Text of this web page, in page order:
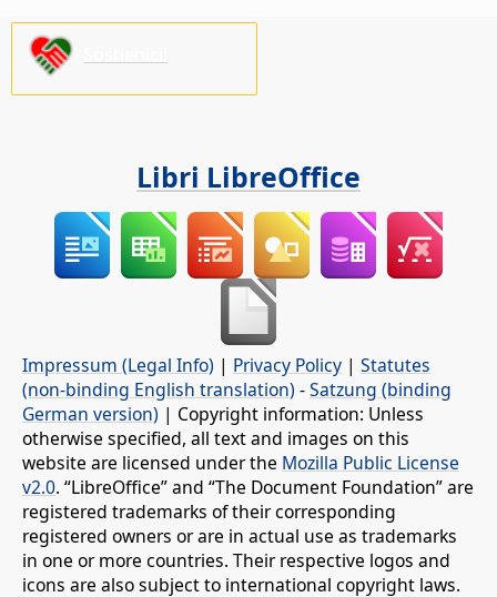
Libri LibreOffice
Impressum (Legal Info) | Privacy Policy | Statutes
(non-binding English translation) -Satzung (binding
German version) | Copyright information: Unless
otherwise specified, all text and images on this
website are licensed under the Mozilla Public License
v2.0. “LibreOffice” and “The Document Foundation” are
registered trademarks of their corresponding
registered owners or are in actual use as trademarks
in one or more countries. Their respective logos and
icons are also subject to international copyright laws.